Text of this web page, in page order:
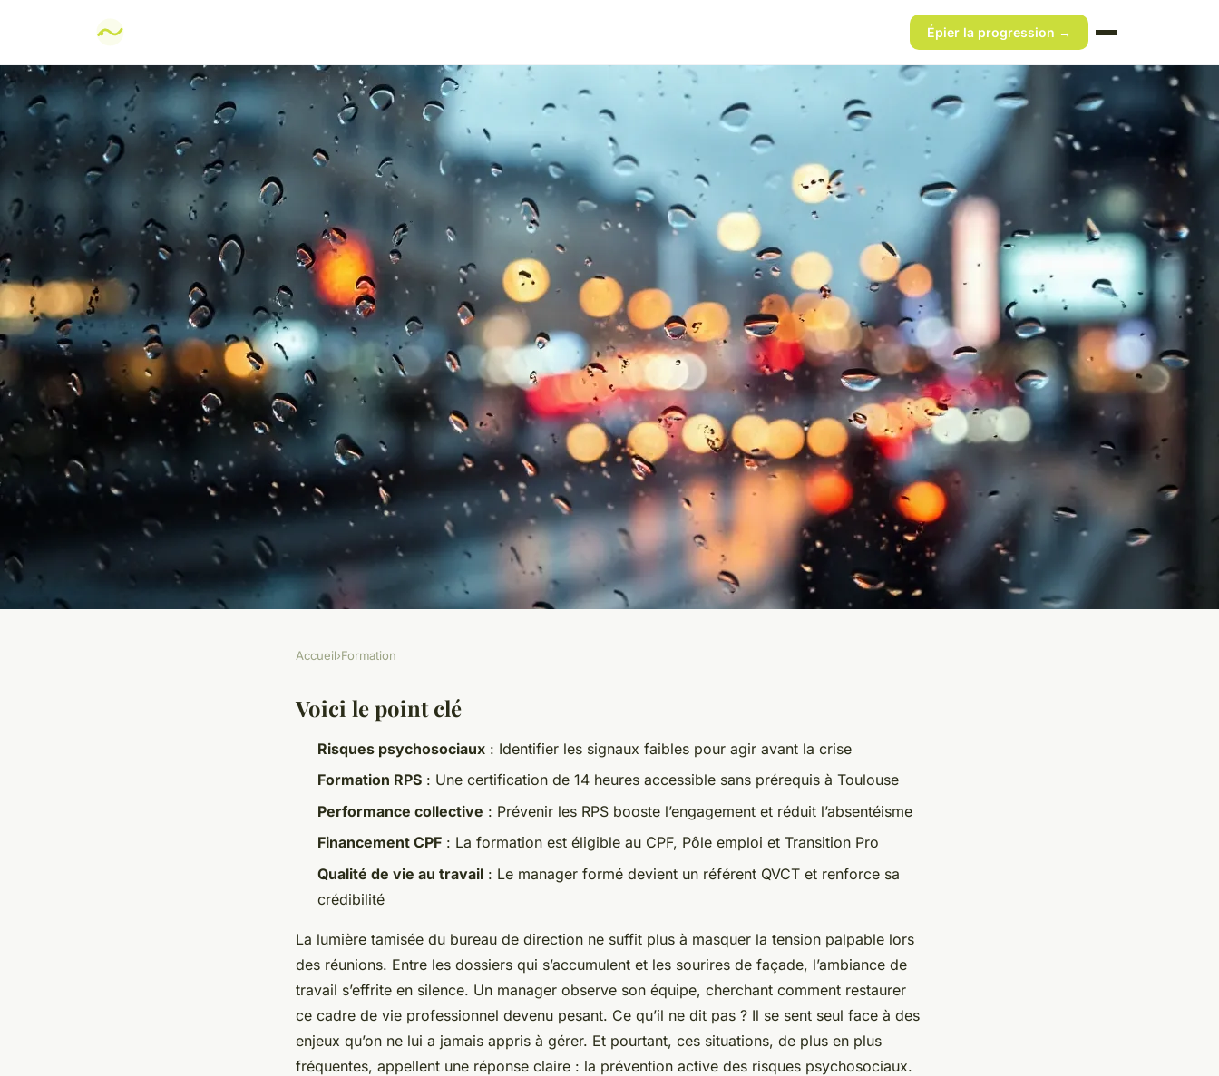
Épier la progression →
Top formations pour maîtriser les
risques psychosociaux à toulouse
Accueil›Formation
Voici le point clé
Risques psychosociaux : Identifier les signaux faibles pour agir avant la crise
Formation RPS : Une certification de 14 heures accessible sans prérequis à Toulouse
Performance collective : Prévenir les RPS booste l’engagement et réduit l’absentéisme
Financement CPF : La formation est éligible au CPF, Pôle emploi et Transition Pro
Qualité de vie au travail : Le manager formé devient un référent QVCT et renforce sa
crédibilité
La lumière tamisée du bureau de direction ne suffit plus à masquer la tension palpable lors
des réunions. Entre les dossiers qui s’accumulent et les sourires de façade, l’ambiance de
travail s’effrite en silence. Un manager observe son équipe, cherchant comment restaurer
ce cadre de vie professionnel devenu pesant. Ce qu’il ne dit pas ? Il se sent seul face à des
enjeux qu’on ne lui a jamais appris à gérer. Et pourtant, ces situations, de plus en plus
fréquentes, appellent une réponse claire : la prévention active des risques psychosociaux.